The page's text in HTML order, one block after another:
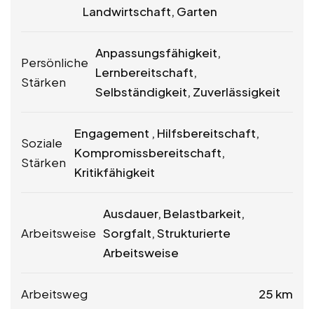
Landwirtschaft, Garten
Persönliche
Stärken
Anpassungsfähigkeit,
Lernbereitschaft,
Selbständigkeit, Zuverlässigkeit
Soziale
Stärken
Engagement , Hilfsbereitschaft,
Kompromissbereitschaft,
Kritikfähigkeit
Arbeitsweise
Ausdauer, Belastbarkeit,
Sorgfalt, Strukturierte
Arbeitsweise
Arbeitsweg 25 km